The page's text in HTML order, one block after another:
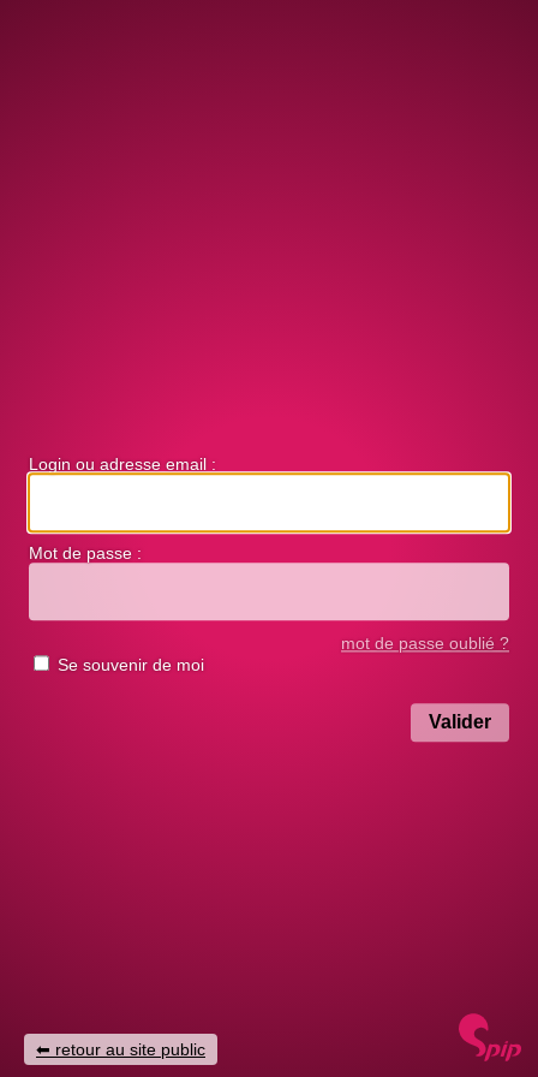
Login ou adresse email :
Mot de passe :
mot de passe oublié ?
Se souvenir de moi
retour au site public